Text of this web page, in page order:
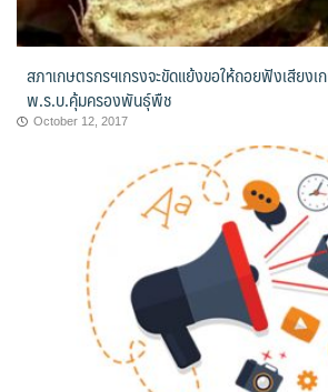
สภาเกษตรกรฯเกรงจะขัดแย้งขอให้ถอยฟังเสียง
พ.ร.บ.คุ้มครองพันธุ์พืช
October 12, 2017